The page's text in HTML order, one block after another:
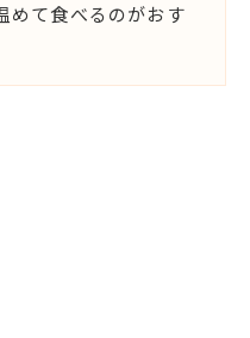
めて食べるのがおす